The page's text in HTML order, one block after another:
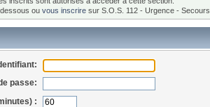
ou vous inscriresur S.O.S. 112 - Urgence - Secours.
passe:
: